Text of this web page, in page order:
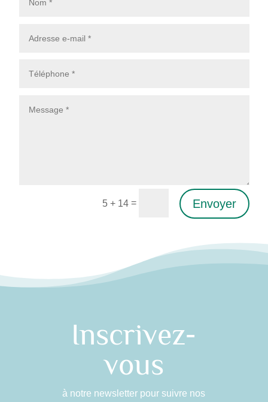
5 + 14= Envoyer
Inscrivez-
vous
à notre newsletter pour suivre nos